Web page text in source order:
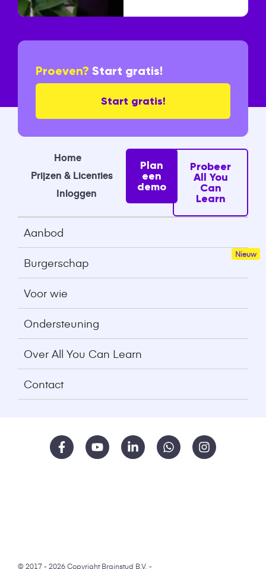
Proeven? Start gratis!
Start gratis!
Home
Prijzen & Licenties
Inloggen
Plan
een
demo
Probeer
All You
Can
Learn
Aanbod
Burgerschap
Voor wie
Ondersteuning
Over All You Can Learn
Contact
© 2017 - 2026 Copyright Brainstud B.V. -